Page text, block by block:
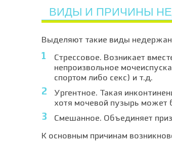
ВИДЫ И ПРИЧИНЫ
Выделяют такие виды
Стрессовое. Возникает
непроизвольное
спортом либо секс) и т.д.
Ургентное. Такая
хотя мочевой пузырь может
Смешанное. Объединяет
К основным причинам